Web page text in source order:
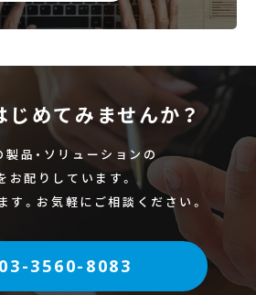
じめてみませんか？
品・ソリューションの
お配りしています。
す。お気軽にご相談ください。
03-3560-8083